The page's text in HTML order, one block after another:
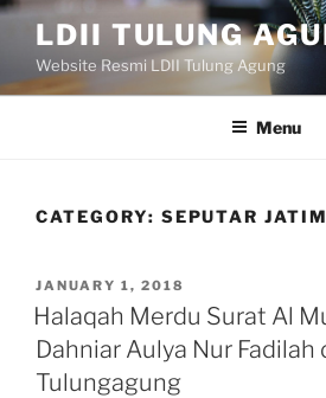
Skip
content
LDII TULUNG
Website Resmi LDII Tulung Agung
Menu
CATEGORY: SEPUTAR JATIM
POSTED
ON
JANUARY 1, 2018
Halaqah Merdu Surat Al
Dahniar Aulya Nur Fadilah
Tulungagung